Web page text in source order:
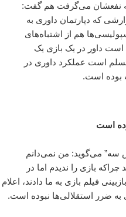
نفعشان می‌گرفت هم گفت:
که دپارتمان داوری به
هم از اشتباه‌های
است داور در یک بازی یک
است عملکرد داوری در
بوده است.
است
سه” می‌گوید: من نمی‌دانم
بازی را ندیدم اما در
فیلم بازی به ما دادند، اعلام
به ضرر استقلالی‌ها نبوده است.